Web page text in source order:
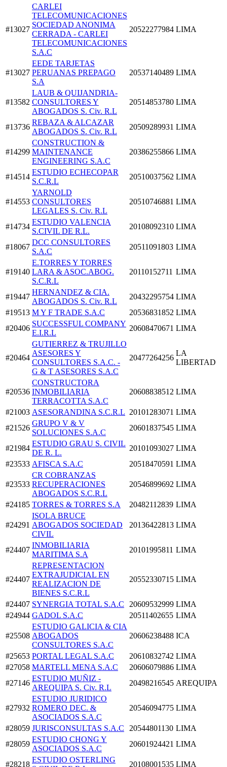
#13027
CARLEI
TELECOMUNICACIONES
SOCIEDAD ANONIMA
CERRADA - CARLEI
TELECOMUNICACIONES
S.A.C
20522277984 LIMA
#13027
EEDE TARJETAS
PERUANAS PREPAGO
S.A
20537140489 LIMA
#13582
LAUB & QUIJANDRIA-
CONSULTORES Y
ABOGADOS S. Civ. R.L
20514853780 LIMA
#13736
REBAZA & ALCAZAR
ABOGADOS S. Civ. R.L
20509289931 LIMA
#14299
CONSTRUCTION &
MAINTENANCE
ENGINEERING S.A.C
20386255866 LIMA
#14514
ESTUDIO ECHECOPAR
S.C.R.L
20510037562 LIMA
#14553
YARNOLD
CONSULTORES
LEGALES S. Civ. R.L
20510746881 LIMA
#14734
ESTUDIO VALENCIA
S.CIVIL DE R.L.
20108092310 LIMA
#18067
DCC CONSULTORES
S.A.C
20511091803 LIMA
#19140
E.TORRES Y TORRES
LARA & ASOC.ABOG.
S.C.R.L
20110152711 LIMA
#19447
HERNANDEZ & CIA.
ABOGADOS S. Civ. R.L
20432295754 LIMA
#19513 M Y F TRADE S.A.C 20536831852 LIMA
#20406
SUCCESSFUL COMPANY
E.I.R.L
20608470671 LIMA
#20464
GUTIERREZ & TRUJILLO
ASESORES Y
CONSULTORES S.A.C. -
G & T ASESORES S.A.C
20477264256
LA
LIBERTAD
#20536
CONSTRUCTORA
INMOBILIARIA
TERRACOTTA S.A.C
20608838512 LIMA
#21003 ASESORANDINA S.C.R.L 20101283071 LIMA
#21526
GRUPO V & V
SOLUCIONES S.A.C
20601837545 LIMA
#21984
ESTUDIO GRAU S. CIVIL
DE R. L.
20101093027 LIMA
#23533 AFISCA S.A.C 20518470591 LIMA
#23533
CR COBRANZAS
RECUPERACIONES
ABOGADOS S.C.R.L
20546899692 LIMA
#24185 TORRES & TORRES S.A 20482112839 LIMA
#24291
ISOLA BRUCE
ABOGADOS SOCIEDAD
CIVIL
20136422813 LIMA
#24407
INMOBILIARIA
MARITIMA S.A
20101995811 LIMA
#24407
REPRESENTACION
EXTRAJUDICIAL EN
REALIZACION DE
BIENES S.C.R.L
20552330715 LIMA
#24407 SYNERGIA TOTAL S.A.C 20609532999 LIMA
#24944 GADOL S.A.C 20511402655 LIMA
#25508
ESTUDIO GALICIA & CIA
ABOGADOS
CONSULTORES S.A.C
20606238488 ICA
#25653 PORTAL LEGAL S.A.C 20610832742 LIMA
#27058 MARTELL MENA S.A.C 20606079886 LIMA
#27146
ESTUDIO MUÑIZ -
AREQUIPA S. Civ. R.L
20498216545 AREQUIPA
#27932
ESTUDIO JURIDICO
ROMERO DEC. &
ASOCIADOS S.A.C
20546094775 LIMA
#28059 JURISCONSULTAS S.A.C 20544801130 LIMA
#28059
ESTUDIO CHONG Y
ASOCIADOS S.A.C
20601924421 LIMA
#28218
ESTUDIO OSTERLING
20108001535 LIMA